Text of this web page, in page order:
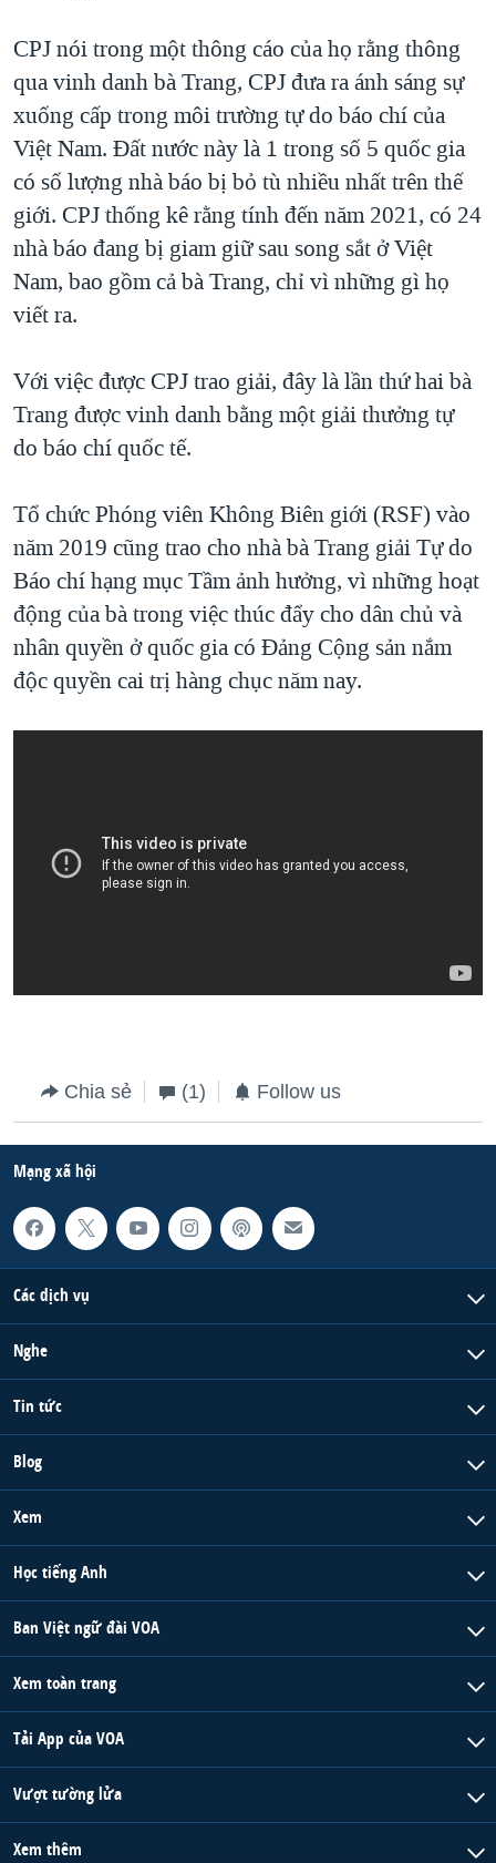
CPJ nói trong một thông cáo của họ rằng thông
qua vinh danh bà Trang, CPJ đưa ra ánh sáng sự
xuống cấp trong môi trường tự do báo chí của
Việt Nam. Đất nước này là 1 trong số 5 quốc gia
có số lượng nhà báo bị bỏ tù nhiều nhất trên thế
giới. CPJ thống kê rằng tính đến năm 2021, có 24
nhà báo đang bị giam giữ sau song sắt ở Việt
Nam, bao gồm cả bà Trang, chỉ vì những gì họ
viết ra.
Với việc được CPJ trao giải, đây là lần thứ hai bà
Trang được vinh danh bằng một giải thưởng tự
do báo chí quốc tế.
Tổ chức Phóng viên Không Biên giới (RSF) vào
năm 2019 cũng trao cho nhà bà Trang giải Tự do
Báo chí hạng mục Tầm ảnh hưởng, vì những hoạt
động của bà trong việc thúc đẩy cho dân chủ và
nhân quyền ở quốc gia có Đảng Cộng sản nắm
độc quyền cai trị hàng chục năm nay.
Chia sẻ (1) Follow us
Mạng xã hội
Các dịch vụ
Nghe
Tin tức
Blog
Xem
Học tiếng Anh
Ban Việt ngữ đài VOA
Xem toàn trang
Tải App của VOA
Vượt tường lửa
Xem thêm